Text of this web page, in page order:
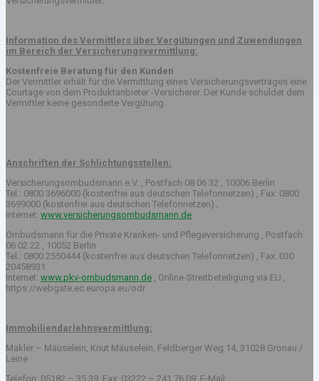
Information des Vermittlers über Vergütungen und Zuwendungen
im Bereich der Versicherungsvermittlung:
Kostenfreie Beratung für den Kunden
Der Vermittler erhält für die Vermittlung eines Versicherungsvertrages eine
Courtage von dem Produktanbieter -Versicherer. Der Kunde schuldet dem
Vermittler keine gesonderte Vergütung.
Anschriften der Schlichtungsstellen:
Versicherungsombudsmann e.V. , Postfach 08 06 32 , 10006 Berlin
Tel.: 0800 3696000 (kostenfrei aus deutschen Telefonnetzen) , Fax: 0800
3699000 (kostenfrei aus deutschen Telefonnetzen) ,
Internet: www.versicherungsombudsmann.de
Ombudsmann für die Private Kranken- und Pflegeversicherung , Postfach
06 02 22 , 10052 Berlin
Tel.: 0800 2550444 (kostenfrei aus deutschen Telefonnetzen) , Fax: 030
20458931
Internet: www.pkv-ombudsmann.de , Online-Streitbeteiligung via EU ,
https://webgate.ec.europa.eu/odr
Immobiliendarlehnsvermittlung:
Makler – Mäuselein, Knut Mäuselein, Feldberger Weg 14, 31028 Gronau /
Leine
Telefon: 05182 – 35 39, Fax: 03222 – 241 76 09, E-Mail: